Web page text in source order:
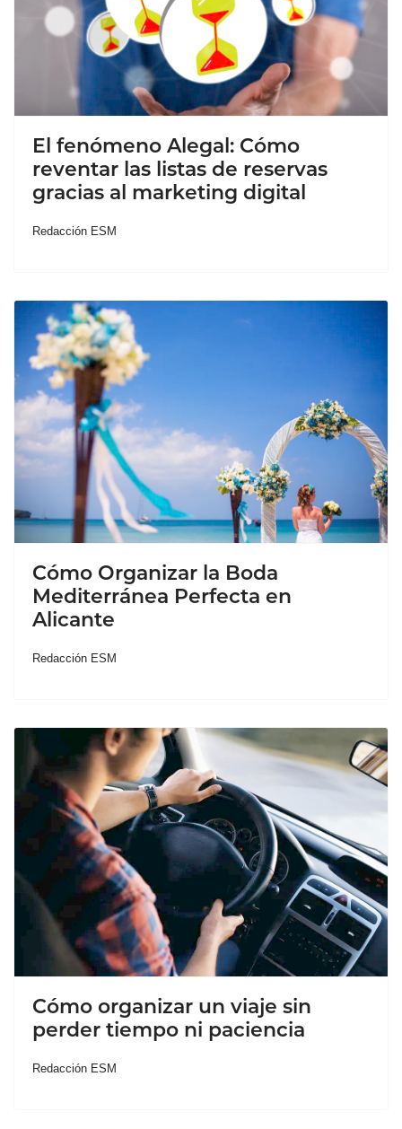
El fenómeno Alegal: Cómo
reventar las listas de reservas
gracias al marketing digital
Redacción ESM
Cómo Organizar la Boda
Mediterránea Perfecta en
Alicante
Redacción ESM
Cómo organizar un viaje sin
perder tiempo ni paciencia
Redacción ESM